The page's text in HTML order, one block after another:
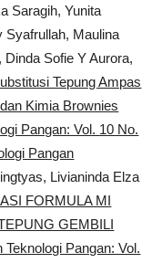
Saragih, Yunita
Syafrullah, Maulina
Sofie Y Aurora,
Tepung Ampas
Kimia Brownies
Pangan: Vol. 10 No.
Pangan
Livianinda Elza
FORMULA MI
GEMBILI
Pangan: Vol.